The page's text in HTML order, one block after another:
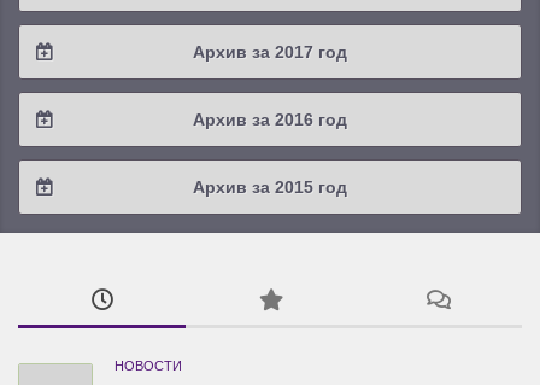
2020 / #1
2019 / #3
2019 / #1
2018 / #4
2018 / #3
2018 / #1
Архив за 2017 год
2017 / #4
2017 / #3
Архив за 2016 год
2016 / #4
2016 / #3
Архив за 2015 год
2015 / #3
2015 / #2
НОВОСТИ